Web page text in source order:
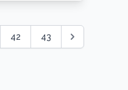
42 43